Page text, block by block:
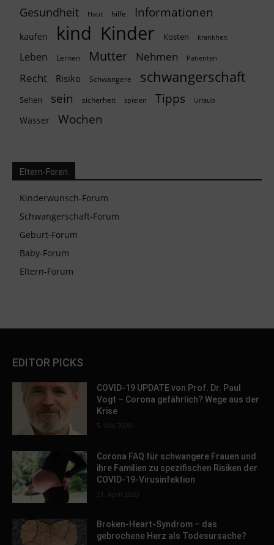
Gesundheit
Haut hilfe Informationen
kaufen kind Kinder Kosten krankheit
Leben Lernen Mutter Nehmen Patienten
Recht Risiko Schwangere schwangerschaft
Sehen sein sicherheit spielen Tipps Urlaub
Wasser Wochen
Eltern-Foren
Kinderwunsch-Forum
Schwangerschaft-Forum
Geburt-Forum
Baby-Forum
Eltern-Forum
EDITOR PICKS
COVID-19 UPDATE von Prof. Dr. Paul
Vogt – Corona gefährlich? Wege aus der
Krise
5. Mai 2020
Corona FAQ für schwangere Frauen und
ihre Familien zu spezifischen Risiken der
COVID-19-Virusinfektion
21. April 2020
Broken-Heart-Syndrom – das
gebrochene Herz als Todesursache?